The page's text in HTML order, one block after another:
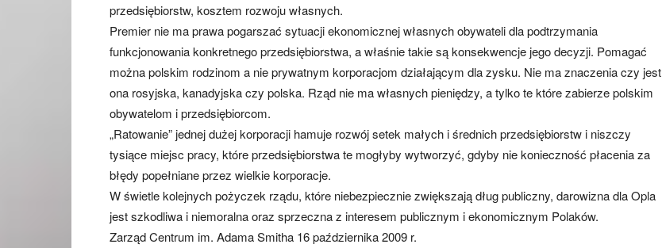
przedsiębiorstw, kosztem rozwoju własnych.
Premier nie ma prawa pogarszać sytuacji ekonomicznej własnych obywateli dla podtrzymania
funkcjonowania konkretnego przedsiębiorstwa, a właśnie takie są konsekwencje jego decyzji. Pomagać
można polskim rodzinom a nie prywatnym korporacjom działającym dla zysku. Nie ma znaczenia czy jest
ona rosyjska, kanadyjska czy polska. Rząd nie ma własnych pieniędzy, a tylko te które zabierze polskim
obywatelom i przedsiębiorcom.
„Ratowanie” jednej dużej korporacji hamuje rozwój setek małych i średnich przedsiębiorstw i niszczy
tysiące miejsc pracy, które przedsiębiorstwa te mogłyby wytworzyć, gdyby nie konieczność płacenia za
błędy popełniane przez wielkie korporacje.
W świetle kolejnych pożyczek rządu, które niebezpiecznie zwiększają dług publiczny, darowizna dla Opla
jest szkodliwa i niemoralna oraz sprzeczna z interesem publicznym i ekonomicznym Polaków.
Zarząd Centrum im. Adama Smitha 16 października 2009 r.